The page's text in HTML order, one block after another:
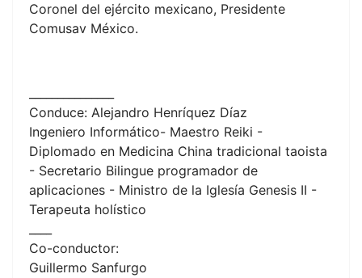
Coronel del ejército mexicano, Presidente
Comusav México.
Conduce: Alejandro Henríquez Díaz
Ingeniero Informático- Maestro Reiki -
Diplomado en Medicina China tradicional taoista
- Secretario Bilingue programador de
aplicaciones - Ministro de la Iglesía Genesis II -
Terapeuta holístico
Co-conductor:
Guillermo Sanfurgo